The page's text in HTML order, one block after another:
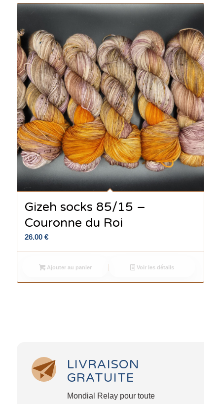
Gizeh socks 85/15 –
Couronne du Roi
26.00 €
Ajouter au panier Voir les détails
LIVRAISON
GRATUITE
Mondial Relay pour toute